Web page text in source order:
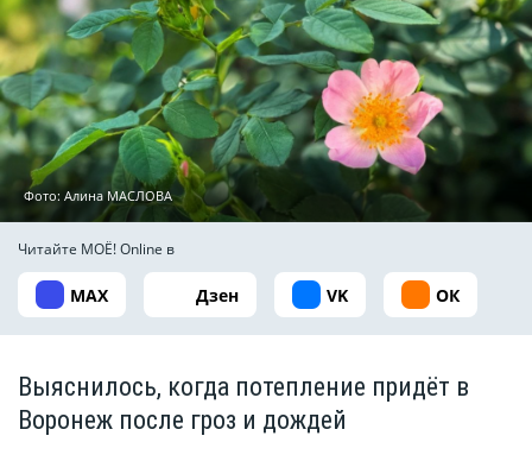
Фото: Алина МАСЛОВА
Читайте МОЁ! Online в
MAX Дзен VK ОК
Выяснилось, когда потепление придёт в
Воронеж после гроз и дождей